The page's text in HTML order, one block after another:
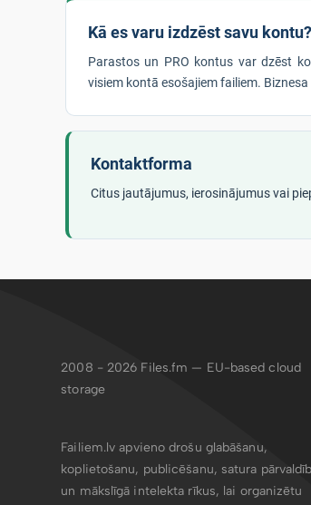
Kā es varu izdzēst savu kontu?
Parastos un PRO kontus var dzēst
visiem kontā esošajiem failiem.
Kontaktforma
Citus jautājumus, ierosinājumus vai
2008 - 2026 Files.fm — EU-based cloud
storage
Failiem.lv apvieno drošu glabāšanu,
koplietošanu, publicēšanu, satura
un mākslīgā intelekta rīkus, lai organizētu